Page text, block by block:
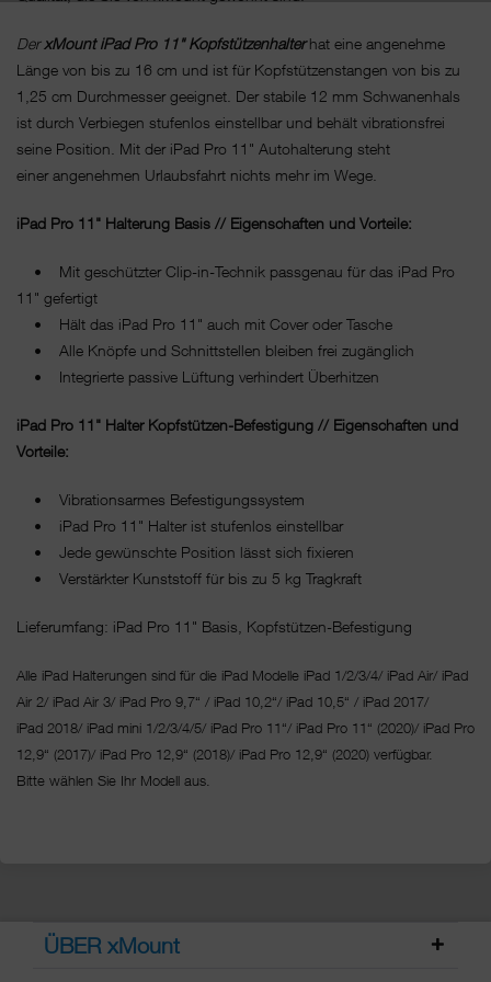
DerxMount iPad Pro 11" Kopfstützenhalter hat eine angenehme
Länge von bis zu 16 cm und ist für Kopfstützenstangen von bis zu
1,25 cm Durchmesser geeignet. Der stabile 12 mm Schwanenhals
ist durch Verbiegen stufenlos einstellbar und behält vibrationsfrei
seine Position. Mit der iPad Pro 11" Autohalterung steht
einer angenehmen Urlaubsfahrt nichts mehr im Wege.
iPad Pro 11" Halterung Basis // Eigenschaften und Vorteile:
• Mit geschützter Clip-in-Technik passgenau für das iPad Pro
11" gefertigt
• Hält das iPad Pro 11" auch mit Cover oder Tasche
• Alle Knöpfe und Schnittstellen bleiben frei zugänglich
• Integrierte passive Lüftung verhindert Überhitzen
iPad Pro 11" Halter Kopfstützen-Befestigung // Eigenschaften und
Vorteile:
• Vibrationsarmes Befestigungssystem
• iPad Pro 11" Halter ist stufenlos einstellbar
• Jede gewünschte Position lässt sich fixieren
• Verstärkter Kunststoff für bis zu 5 kg Tragkraft
Lieferumfang: iPad Pro 11" Basis, Kopfstützen-Befestigung
Alle iPad Halterungen sind für die iPad Modelle iPad 1/2/3/4/ iPad Air/ iPad
Air 2/ iPad Air 3/ iPad Pro 9,7“ / iPad 10,2“/ iPad 10,5“ / iPad 2017/
iPad 2018/ iPad mini 1/2/3/4/5/ iPad Pro 11“/ iPad Pro 11“ (2020)/ iPad Pro
12,9“ (2017)/ iPad Pro 12,9“ (2018)/ iPad Pro 12,9“ (2020) verfügbar.
Bitte wählen Sie Ihr Modell aus.
ÜBER xMount